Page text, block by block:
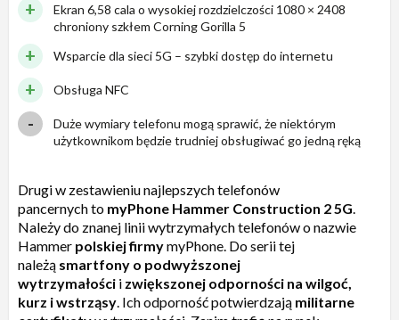
Ekran 6,58 cala o wysokiej rozdzielczości 1080 × 2408
chroniony szkłem Corning Gorilla 5
Wsparcie dla sieci 5G – szybki dostęp do internetu
Obsługa NFC
Duże wymiary telefonu mogą sprawić, że niektórym
użytkownikom będzie trudniej obsługiwać go jedną ręką
Drugi w zestawieniu najlepszych telefonów
pancernych to myPhone Hammer Construction 2 5G.
Należy do znanej linii wytrzymałych telefonów o nazwie
Hammer polskiej firmymyPhone. Do serii tej
należą smartfony o podwyższonej
wytrzymałości i zwiększonej odporności na wilgoć,
kurz i wstrząsy. Ich odporność potwierdzają militarne